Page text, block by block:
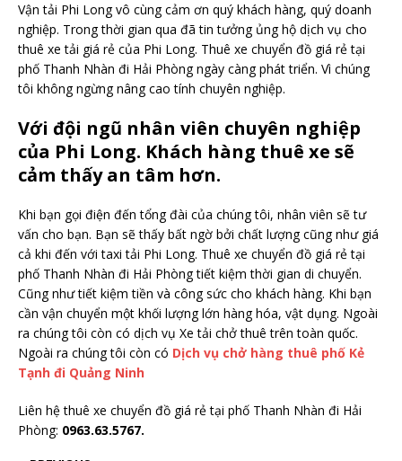
Vận tải Phi Long vô cùng cảm ơn quý khách hàng, quý doanh
nghiệp. Trong thời gian qua đã tin tưởng ủng hộ dịch vụ cho
thuê xe tải giá rẻ của Phi Long. Thuê xe chuyển đồ giá rẻ tại
phố Thanh Nhàn đi Hải Phòng ngày càng phát triển. Vì chúng
tôi không ngừng nâng cao tính chuyên nghiệp.
Với đội ngũ nhân viên chuyên nghiệp
của Phi Long. Khách hàng thuê xe sẽ
cảm thấy an tâm hơn.
Khi bạn gọi điện đến tổng đài của chúng tôi, nhân viên sẽ tư
vấn cho bạn. Bạn sẽ thấy bất ngờ bởi chất lượng cũng như giá
cả khi đến với taxi tải Phi Long. Thuê xe chuyển đồ giá rẻ tại
phố Thanh Nhàn đi Hải Phòng tiết kiệm thời gian di chuyển.
Cũng như tiết kiệm tiền và công sức cho khách hàng. Khi bạn
cần vận chuyển một khối lượng lớn hàng hóa, vật dụng. Ngoài
ra chúng tôi còn có dịch vụ Xe tải chở thuê trên toàn quốc.
Ngoài ra chúng tôi còn có Dịch vụ chở hàng thuê phố Kẻ
Tạnh đi Quảng Ninh
Liên hệ thuê xe chuyển đồ giá rẻ tại phố Thanh Nhàn đi Hải
Phòng: 0963.63.5767.